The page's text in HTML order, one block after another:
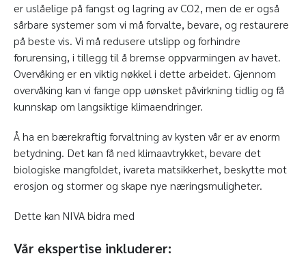
er uslåelige på fangst og lagring av CO2, men de er også
sårbare systemer som vi må forvalte, bevare, og restaurere
på beste vis. Vi må redusere utslipp og forhindre
forurensing, i tillegg til å bremse oppvarmingen av havet.
Overvåking er en viktig nøkkel i dette arbeidet. Gjennom
overvåking kan vi fange opp uønsket påvirkning tidlig og få
kunnskap om langsiktige klimaendringer.
Å ha en bærekraftig forvaltning av kysten vår er av enorm
betydning. Det kan få ned klimaavtrykket, bevare det
biologiske mangfoldet, ivareta matsikkerhet, beskytte mot
erosjon og stormer og skape nye næringsmuligheter.
Dette kan NIVA bidra med
Vår ekspertise inkluderer: